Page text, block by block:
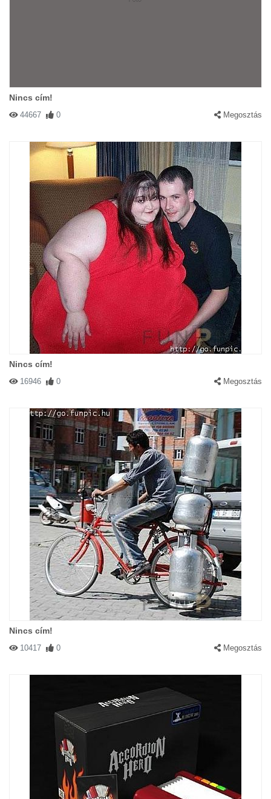
Nincs cím!
44667 0 Megosztás
Nincs cím!
16946 0 Megosztás
Nincs cím!
10417 0 Megosztás